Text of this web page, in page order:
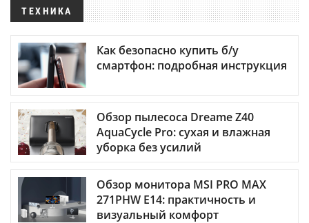
ТЕХНИКА
Как безопасно купить б/у
смартфон: подробная инструкция
Обзор пылесоса Dreame Z40
AquaCycle Pro: сухая и влажная
уборка без усилий
Обзор монитора MSI PRO MAX
271PHW E14: практичность и
визуальный комфорт